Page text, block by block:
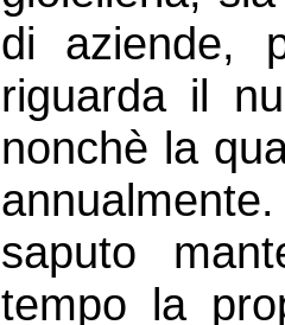
di aziende,
riguarda il
nonchè la
saputo
tempo la